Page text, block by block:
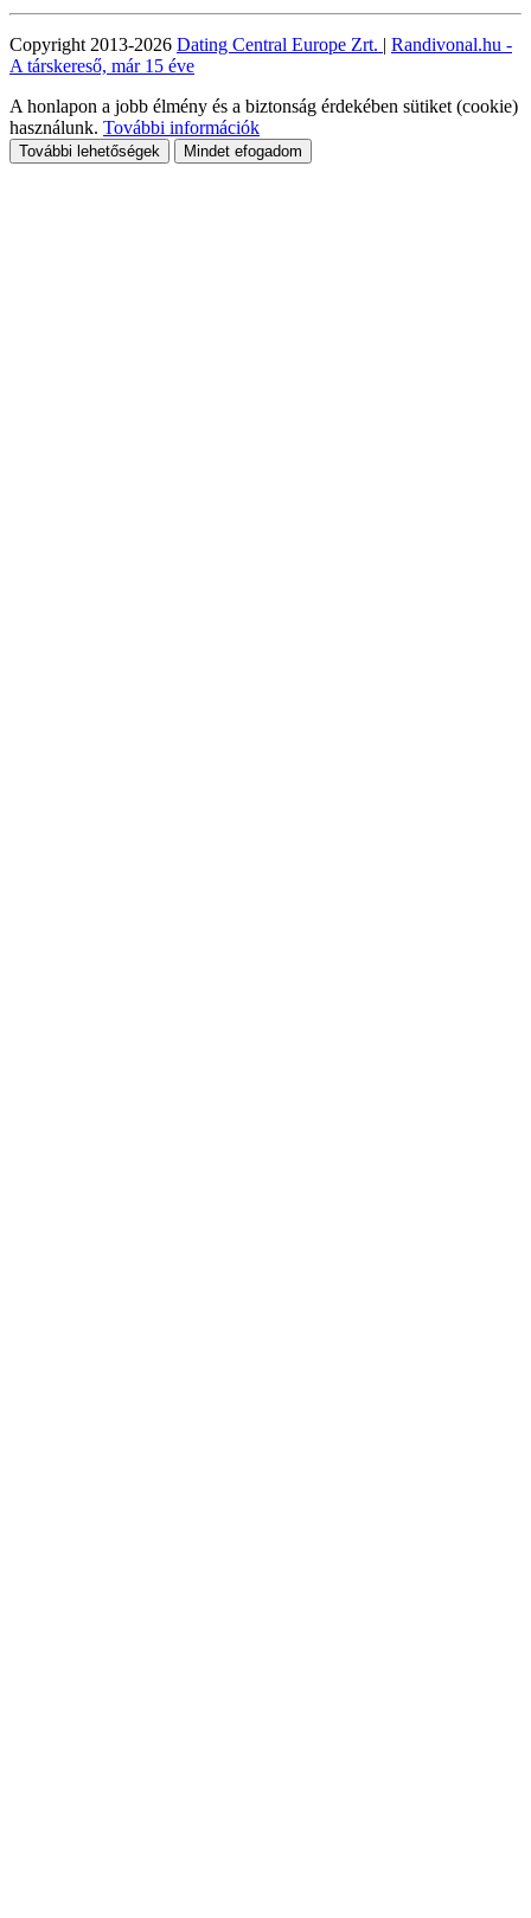
Copyright 2013-2026 Dating Central Europe Zrt. | Randivonal.hu -
A társkereső, már 15 éve
A honlapon a jobb élmény és a biztonság érdekében sütiket (cookie)
használunk. További információk
További lehetőségek Mindet efogadom